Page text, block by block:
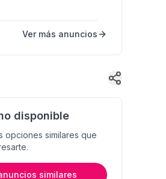
Ver más anuncios
disponible
opciones similares que
similares